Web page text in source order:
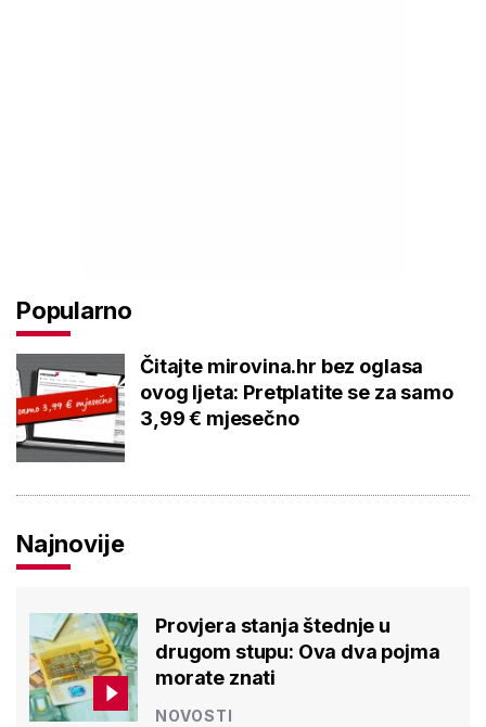
Popularno
Čitajte mirovina.hr bez oglasa
ovog ljeta: Pretplatite se za samo
3,99 € mjesečno
Najnovije
Provjera stanja štednje u
drugom stupu: Ova dva pojma
morate znati
NOVOSTI